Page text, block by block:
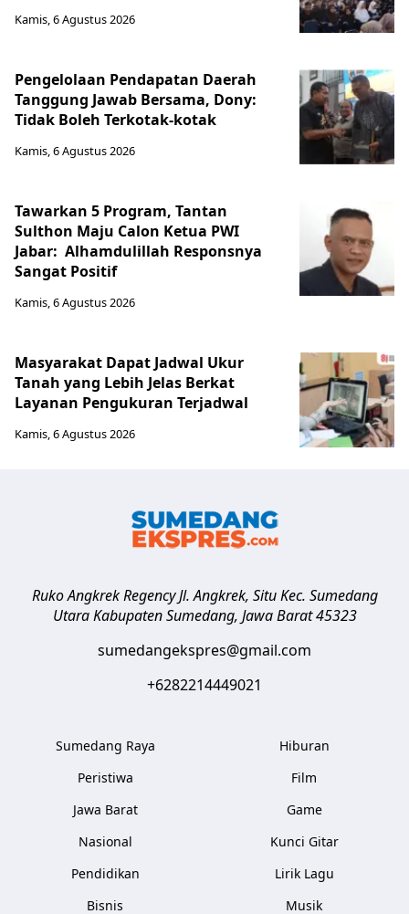
Kamis, 6 Agustus 2026
Pengelolaan Pendapatan Daerah
Tanggung Jawab Bersama, Dony:
Tidak Boleh Terkotak-kotak
Kamis, 6 Agustus 2026
Tawarkan 5 Program, Tantan
Sulthon Maju Calon Ketua PWI
Jabar: Alhamdulillah Responsnya
Sangat Positif
Kamis, 6 Agustus 2026
Masyarakat Dapat Jadwal Ukur
Tanah yang Lebih Jelas Berkat
Layanan Pengukuran Terjadwal
Kamis, 6 Agustus 2026
Ruko Angkrek Regency Jl. Angkrek, Situ Kec. Sumedang
Utara Kabupaten Sumedang, Jawa Barat 45323
sumedangekspres@gmail.com
+6282214449021
Sumedang Raya
Peristiwa
Jawa Barat
Nasional
Pendidikan
Bisnis
Hiburan
Film
Game
Kunci Gitar
Lirik Lagu
Musik